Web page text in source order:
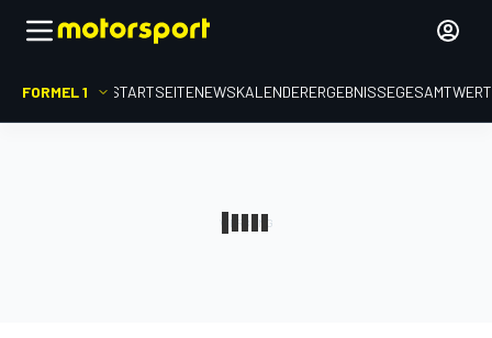
FORMEL 1 STARTSEITENEWSKALENDERERGEBNISSE